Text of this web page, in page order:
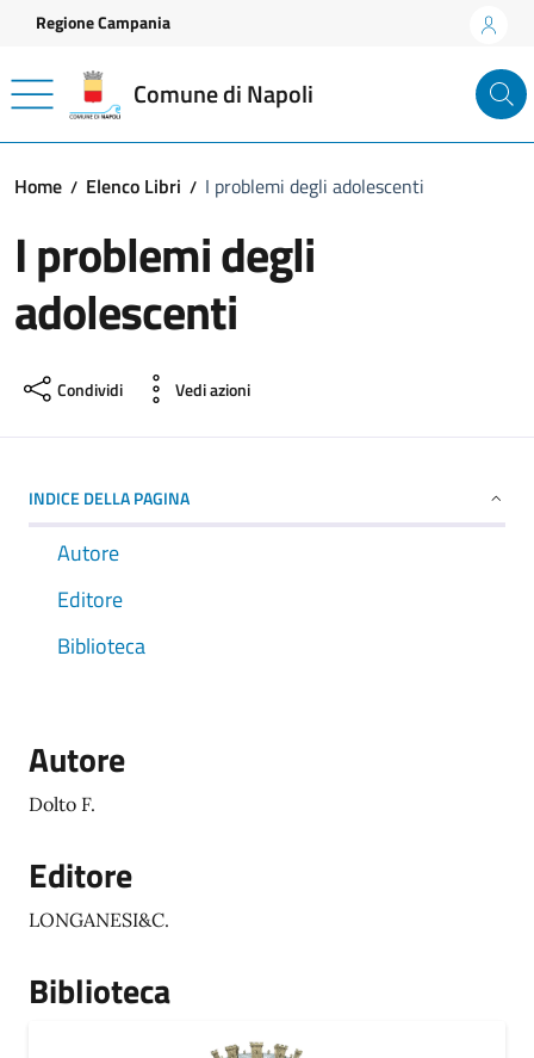
Vai ai contenuti
Vai al footer
Regione Campania
Comune di Napoli
Home Elenco Libri I problemi degli adolescenti
I problemi degli
adolescenti
Condividi Vedi azioni
INDICE DELLA PAGINA
Autore
Editore
Biblioteca
Autore
Dolto F.
Editore
LONGANESI&C.
Biblioteca